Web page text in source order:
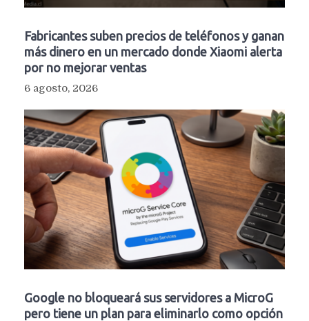
Fabricantes suben precios de teléfonos y ganan
más dinero en un mercado donde Xiaomi alerta
por no mejorar ventas
6 agosto, 2026
Google no bloqueará sus servidores a MicroG
pero tiene un plan para eliminarlo como opción